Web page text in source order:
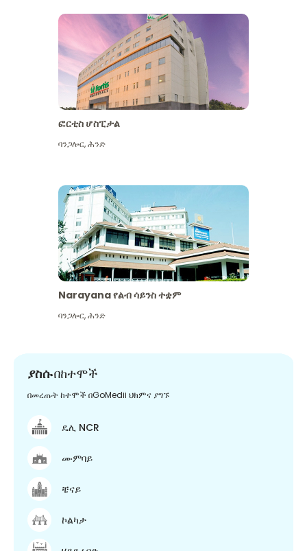
ፎርቲስ ሆስፒታል
ባንጋሎር,ሕንድ
Narayana የልብ ሳይንስ ተቋም
ባንጋሎር,ሕንድ
ያስሱበከተሞች
በመረጡት ከተሞች በGoMedii ህክምና ያግኙ
ዴሊ NCR
ሙምባይ
ቼናይ
ኮልካታ